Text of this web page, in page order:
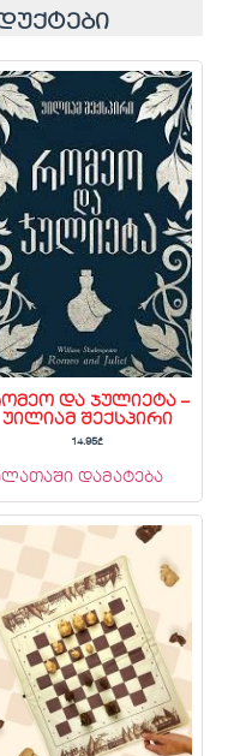
და ჯულიეტა –
უილიამ შექსპირი
14.95₾
დამატება